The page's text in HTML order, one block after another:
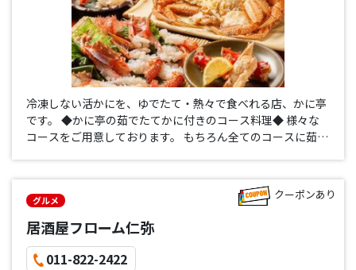
冷凍しない活かにを、ゆでたて・熱々で食べれる店、かに亭
です。 ◆かに亭の茹でたてかに付きのコース料理◆ 様々な
コースをご用意しております。 もちろん全てのコースに茹で
グルメ
居酒屋フローム仁弥
011-822-2422
クーポンあり